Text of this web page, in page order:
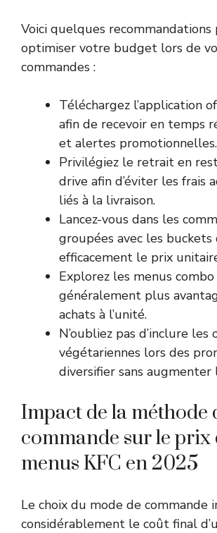
Voici quelques recommandations
optimiser votre budget lors de
commandes :
Téléchargez l’application
afin de recevoir en temps
et alertes promotionnelles.
Privilégiez le retrait en
drive afin d’éviter les frais
liés à la livraison.
Lancez-vous dans les
groupées avec les buckets
efficacement le prix
Explorez les menus
généralement plus
achats à l’unité.
N’oubliez pas d’inclure les
végétariennes lors des
diversifier sans augmenter
Impact de la méthode
commande sur le prix
menus KFC en 2025
Le choix du mode de commande
considérablement le coût final